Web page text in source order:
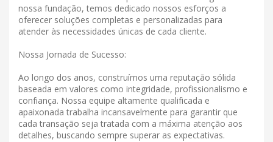
nossa fundação, temos dedicado nossos esforços a
oferecer soluções completas e personalizadas para
atender às necessidades únicas de cada cliente.
Nossa Jornada de Sucesso:
Ao longo dos anos, construímos uma reputação sólida
baseada em valores como integridade, profissionalismo e
confiança. Nossa equipe altamente qualificada e
apaixonada trabalha incansavelmente para garantir que
cada transação seja tratada com a máxima atenção aos
detalhes, buscando sempre superar as expectativas.